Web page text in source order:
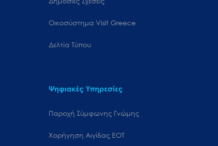
Oικοσύστημα Visit Greece
Δελτία Τύπου
Ψηφιακές Υπηρεσίες
Παροχή Σύμφωνης Γνώμης
Χορήγηση Αιγίδας ΕΟΤ